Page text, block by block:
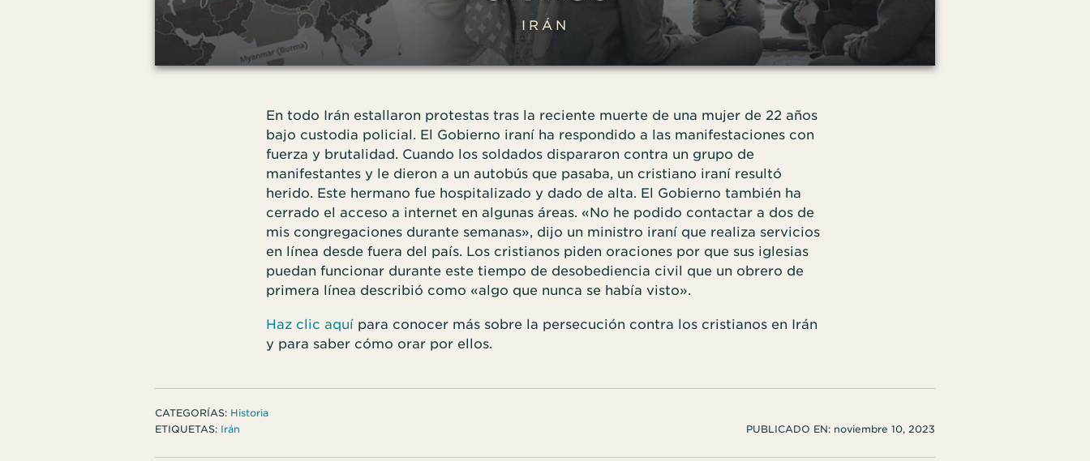
IRÁN
En todo Irán estallaron protestas tras la reciente muerte de una mujer de 22 años
bajo custodia policial. El Gobierno iraní ha respondido a las manifestaciones con
fuerza y brutalidad. Cuando los soldados dispararon contra un grupo de
manifestantes y le dieron a un autobús que pasaba, un cristiano iraní resultó
herido. Este hermano fue hospitalizado y dado de alta. El Gobierno también ha
cerrado el acceso a internet en algunas áreas. «No he podido contactar a dos de
mis congregaciones durante semanas», dijo un ministro iraní que realiza servicios
en línea desde fuera del país. Los cristianos piden oraciones por que sus iglesias
puedan funcionar durante este tiempo de desobediencia civil que un obrero de
primera línea describió como «algo que nunca se había visto».
Haz clic aquí para conocer más sobre la persecución contra los cristianos en Irán
y para saber cómo orar por ellos.
CATEGORÍAS: Historia
ETIQUETAS: Irán PUBLICADO EN: noviembre 10, 2023